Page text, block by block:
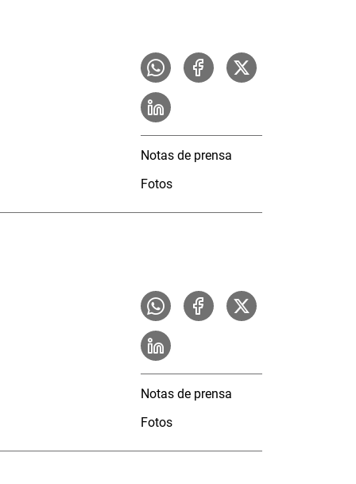
Notas de prensa
Fotos
Notas de prensa
Fotos